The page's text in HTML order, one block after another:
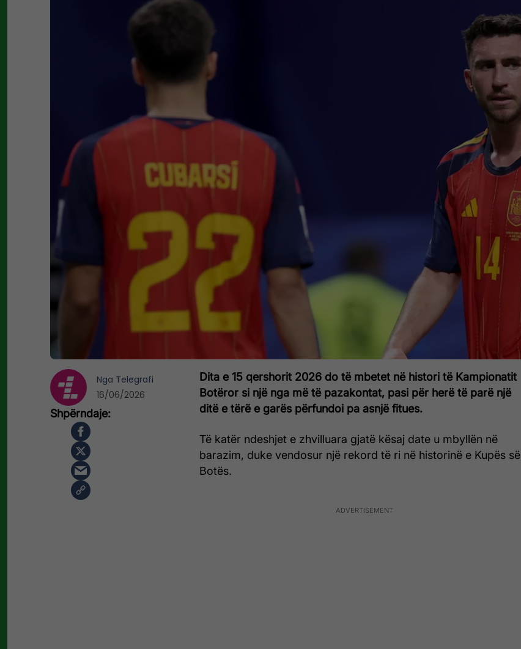
Dita e 15 qershorit 2026 do të mbetet në histori të Kampionatit
Botëror si një nga më të pazakontat, pasi për herë të parë një
ditë e tërë e garës përfundoi pa asnjë fitues.
Të katër ndeshjet e zhvilluara gjatë kësaj date u mbyllën në
barazim, duke vendosur një rekord të ri në historinë e Kupës së
Botës.
Nga Telegrafi
16/06/2026